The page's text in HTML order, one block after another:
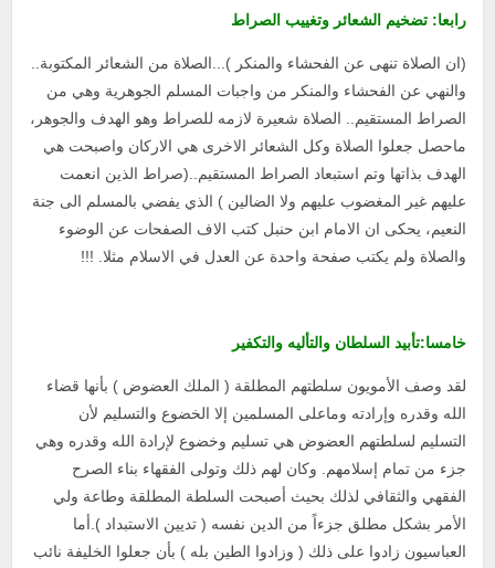
رابعا: تضخيم الشعائر وتغييب الصراط
(ان الصلاة تنهى عن الفحشاء والمنكر )...الصلاة من الشعائر المكتوبة..
والنهي عن الفحشاء والمنكر من واجبات المسلم الجوهرية وهي من
الصراط المستقيم.. الصلاة شعيرة لازمه للصراط وهو الهدف والجوهر،
ماحصل جعلوا الصلاة وكل الشعائر الاخرى هي الاركان واصبحت هي
الهدف بذاتها وتم استبعاد الصراط المستقيم..(صراط الذين انعمت
عليهم غير المغضوب عليهم ولا الضالين ) الذي يفضي بالمسلم الى جنة
النعيم، يحكى ان الامام ابن حنبل كتب الاف الصفحات عن الوضوء
والصلاة ولم يكتب صفحة واحدة عن العدل في الاسلام مثلا. !!!
خامسا:تأبيد السلطان والتأليه والتكفير
لقد وصف الأمويون سلطتهم المطلقة ( الملك العضوض ) بأنها قضاء
الله وقدره وإرادته وماعلى المسلمين إلا الخضوع والتسليم لأن
التسليم لسلطتهم العضوض هي تسليم وخضوع لإرادة الله وقدره وهي
جزء من تمام إسلامهم. وكان لهم ذلك وتولى الفقهاء بناء الصرح
الفقهي والثقافي لذلك بحيث أصبحت السلطة المطلقة وطاعة ولي
الأمر بشكل مطلق جزءاً من الدين نفسه ( تديين الاستبداد ).أما
العباسيون زادوا على ذلك ( وزادوا الطين بله ) بأن جعلوا الخليفة نائب